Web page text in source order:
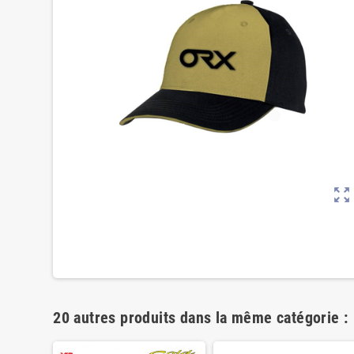
zoom_out_map
20 autres produits dans la même catégorie :